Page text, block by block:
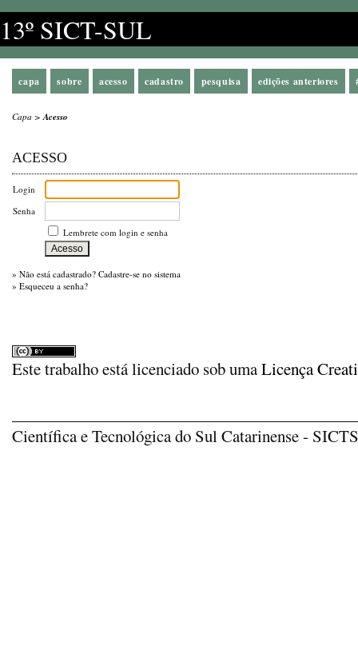
13º SICT-SUL
capa sobre acesso cadastro pesquisa edições anteriores
Capa >Acesso
ACESSO
Login
Senha
Lembrete com login e senha
» Não está cadastrado? Cadastre-se no sistema
» Esqueceu a senha?
Este trabalho está licenciado sob umaLicença
Científica e Tecnológica do Sul Catarinense -